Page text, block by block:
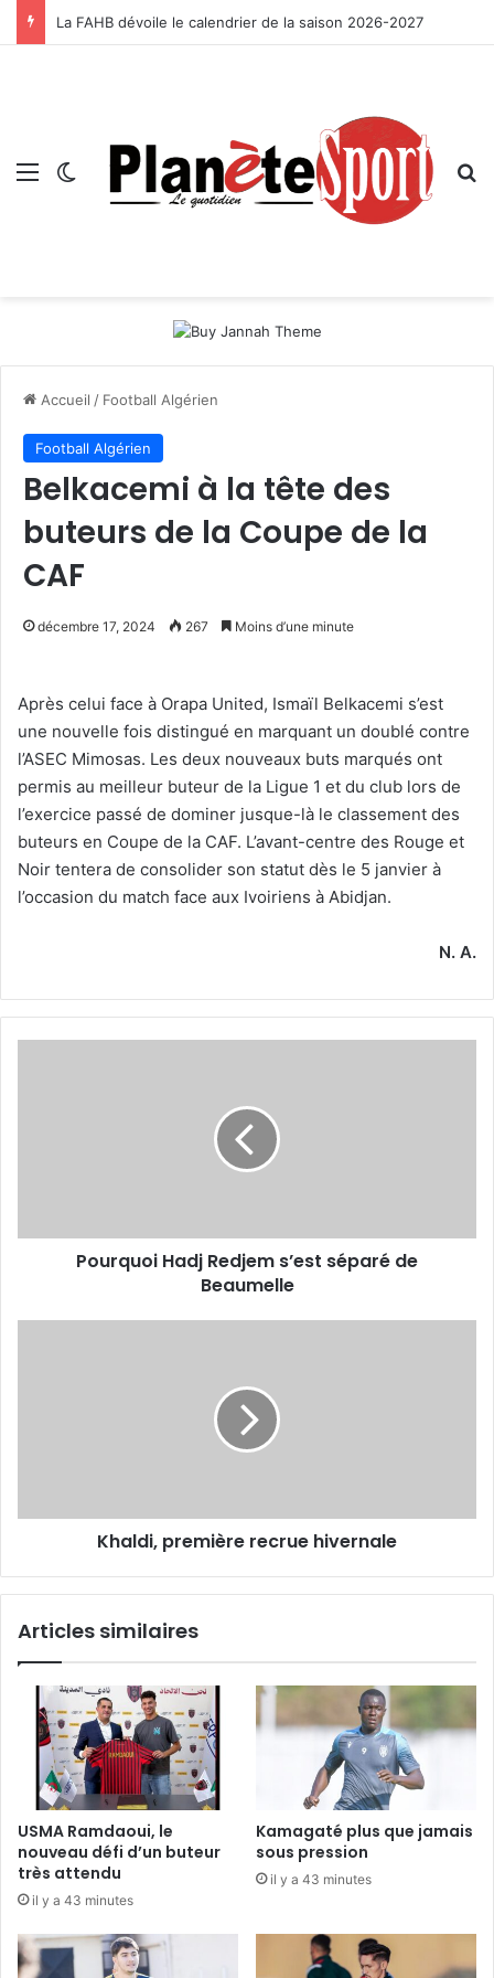
La FAHB dévoile le calendrier de la saison 2026-2027
Menu Switch skin
Accueil / Football Algérien
Football Algérien
Belkacemi à la tête des
buteurs de la Coupe de la
CAF
décembre 17, 2024 267 Moins d’une minute
Après celui face à Orapa United, Ismaïl Belkacemi s’est
une nouvelle fois distingué en marquant un doublé contre
l’ASEC Mimosas. Les deux nouveaux buts marqués ont
permis au meilleur buteur de la Ligue 1 et du club lors de
l’exercice passé de dominer jusque-là le classement des
buteurs en Coupe de la CAF. L’avant-centre des Rouge et
Noir tentera de consolider son statut dès le 5 janvier à
l’occasion du match face aux Ivoiriens à Abidjan.
N. A.
Pourquoi Hadj Redjem s’est séparé de
Beaumelle
Khaldi, première recrue hivernale
Articles similaires
USMA Ramdaoui, le
nouveau défi d’un buteur
très attendu
il y a 43 minutes
Kamagaté plus que jamais
sous pression
il y a 43 minutes